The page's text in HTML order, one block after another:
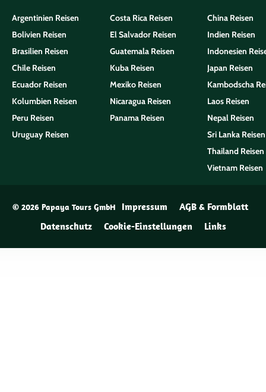
Argentinien Reisen
Bolivien Reisen
Brasilien Reisen
Chile Reisen
Ecuador Reisen
Kolumbien Reisen
Peru Reisen
Uruguay Reisen
Costa Rica Reisen
El Salvador Reisen
Guatemala Reisen
Kuba Reisen
Mexiko Reisen
Nicaragua Reisen
Panama Reisen
China Reisen
Indien Reisen
Indonesien
Japan Reisen
Kambodscha
Laos Reisen
Nepal Reisen
Sri Lanka Reisen
Thailand Reisen
Vietnam Reisen
© 2026 Papaya Tours GmbH Impressum
AGB & Formblatt
Datenschutz
Cookie-Einstellungen Links